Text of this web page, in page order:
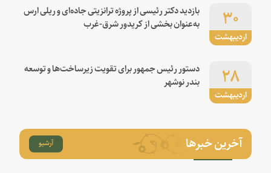
اردیبهشت
۳۰
بازدید دکتر رئیسی از پروژه ترانزیتی جاده‌ای و ریلی ارس
به‌عنوان بخشی از کریدور شرق-غرب
اردیبهشت
۲۸
دستور رئیس جمهور برای تقویت زیرساخت‌ها و توسعه
بندر نوشهر
آخرین خبرها آرشیو